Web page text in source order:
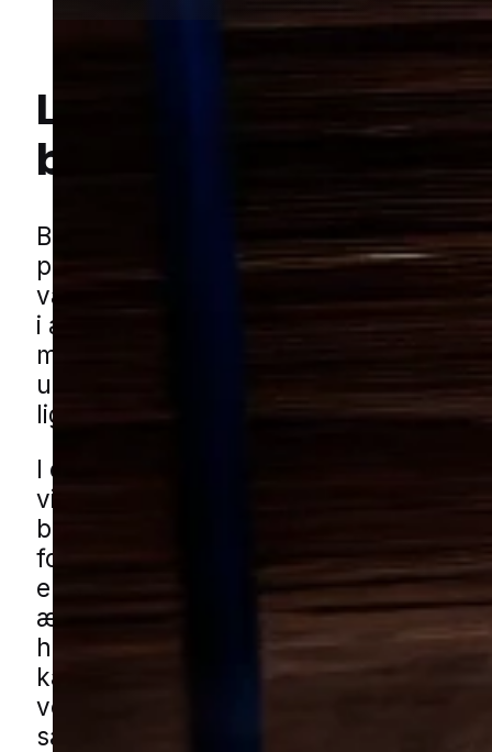
Lokal bekæmpelse
borebiller
Borebiller er et skadedyr, der især kan
problemer i træværk, hvor der over
været gode betingelser for angreb.
i ældre bygningsdele, men kan også
mindre bygninger som skure, garager
udhuse, hvor træ ikke altid bliver
lige så jævnligt.
I en by med blandede boligområder,
villaveje og mange småbygninger kan
borebiller være noget, man opdager i
forbindelse med gennemgang af loft,
eller udhus. Det kan også være
ældre boligkvarterer og ved carporte
haveskure, hvor træværk står mere
kan få borebillehjælp i Hedensted
vores lokale partnere. Udfyld blot
så forbinder vi dig med en lokal
Hej! Hvordan kan jeg hjælpe dig? Har du nogen spørgsmål?